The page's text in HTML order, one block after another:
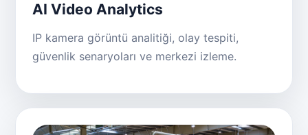
AI Video Analytics
IP kamera görüntü analitiği, olay tespiti,
güvenlik senaryoları ve merkezi izleme.